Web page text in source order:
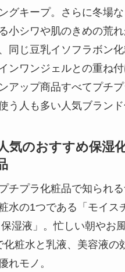
グキープ。さらに冬場
小シワや肌のきめの荒
同じ豆乳イソフラボン
ンワンジェルとの重ね
アップ商品すべてプチ
う人も多い人気ブランド
気のおすすめ保湿
チプラ化粧品で知られ
水の1つである「モイス
湿液」。忙しい朝やお
化粧水と乳液、美容液の
れモノ。